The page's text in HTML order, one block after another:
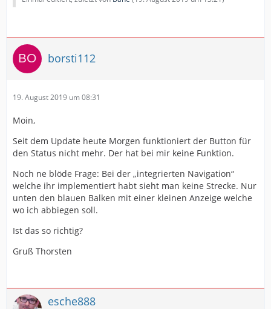
borsti112
19. August 2019 um 08:31
Moin,
Seit dem Update heute Morgen funktioniert der Button für
den Status nicht mehr. Der hat bei mir keine Funktion.
Noch ne blöde Frage: Bei der „integrierten Navigation“
welche ihr implementiert habt sieht man keine Strecke. Nur
unten den blauen Balken mit einer kleinen Anzeige welche
wo ich abbiegen soll.
Ist das so richtig?
Gruß Thorsten
esche888